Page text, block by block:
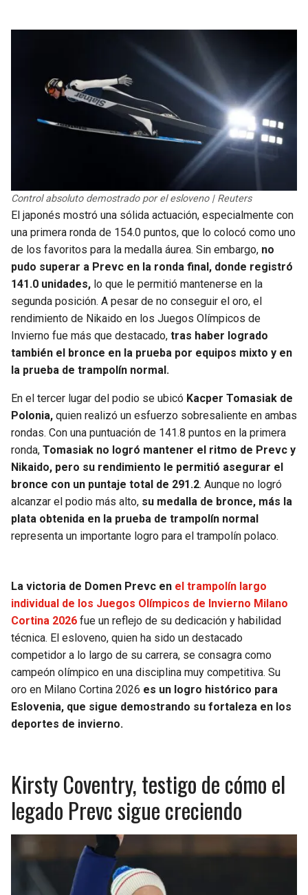
Control absoluto demostrado por el esloveno | Reuters
El japonés mostró una sólida actuación, especialmente con
una primera ronda de 154.0 puntos, que lo colocó como uno
de los favoritos para la medalla áurea. Sin embargo, no
pudo superar a Prevc en la ronda final, donde registró
141.0 unidades, lo que le permitió mantenerse en la
segunda posición. A pesar de no conseguir el oro, el
rendimiento de Nikaido en los Juegos Olímpicos de
Invierno fue más que destacado, tras haber logrado
también el bronce en la prueba por equipos mixto y en
la prueba de trampolín normal.
En el tercer lugar del podio se ubicó Kacper Tomasiak de
Polonia, quien realizó un esfuerzo sobresaliente en ambas
rondas. Con una puntuación de 141.8 puntos en la primera
ronda, Tomasiak no logró mantener el ritmo de Prevc y
Nikaido, pero su rendimiento le permitió asegurar el
bronce con un puntaje total de 291.2. Aunque no logró
alcanzar el podio más alto, su medalla de bronce, más la
plata obtenida en la prueba de trampolín normal
representa un importante logro para el trampolín polaco.
La victoria de Domen Prevc en el trampolín largo
individual de los Juegos Olímpicos de Invierno Milano
Cortina 2026 fue un reflejo de su dedicación y habilidad
técnica. El esloveno, quien ha sido un destacado
competidor a lo largo de su carrera, se consagra como
campeón olímpico en una disciplina muy competitiva. Su
oro en Milano Cortina 2026 es un logro histórico para
Eslovenia, que sigue demostrando su fortaleza en los
deportes de invierno.
Kirsty Coventry, testigo de cómo el
legado Prevc sigue creciendo